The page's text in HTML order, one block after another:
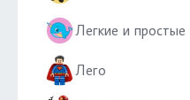
Легкие и простые
Лего